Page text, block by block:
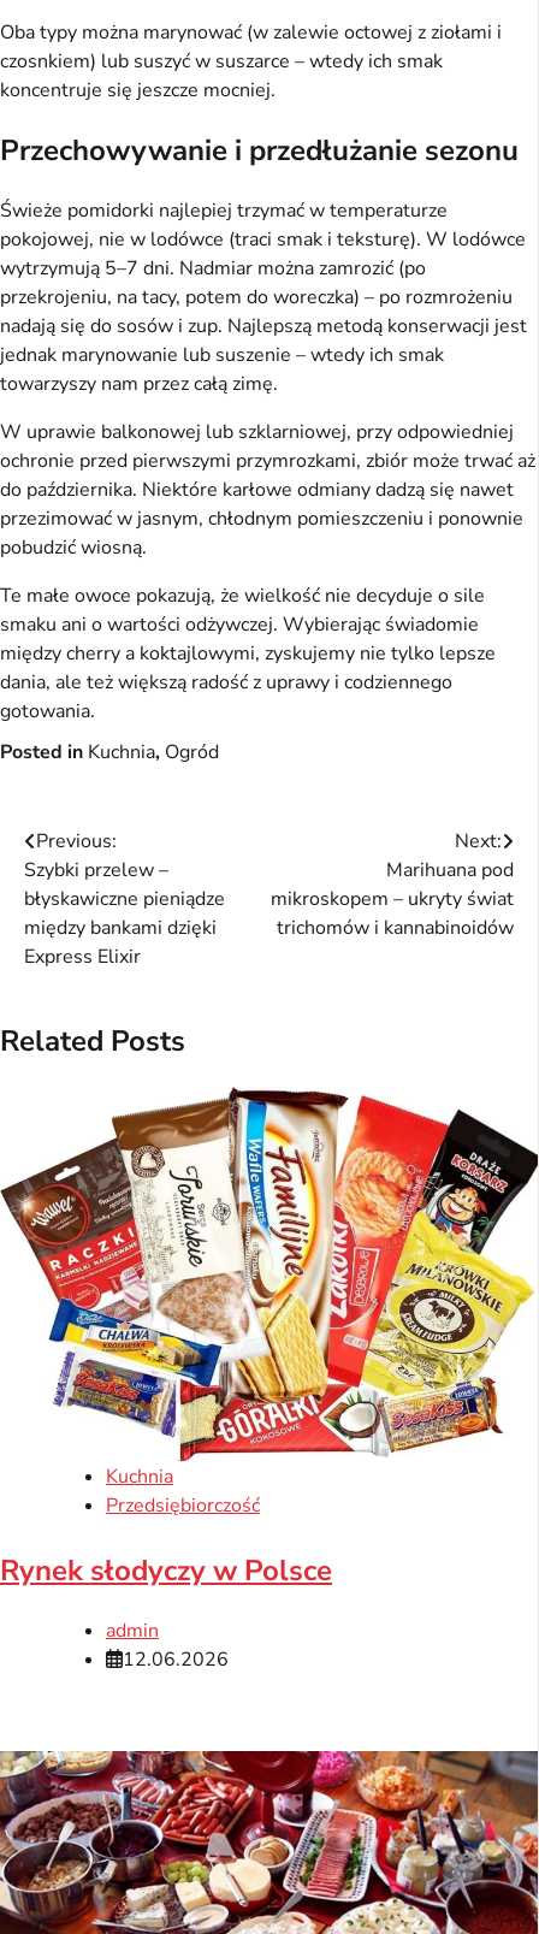
Oba typy można marynować (w zalewie octowej z ziołami i
czosnkiem) lub suszyć w suszarce – wtedy ich smak
koncentruje się jeszcze mocniej.
Przechowywanie i przedłużanie sezonu
Świeże pomidorki najlepiej trzymać w temperaturze
pokojowej, nie w lodówce (traci smak i teksturę). W lodówce
wytrzymują 5–7 dni. Nadmiar można zamrozić (po
przekrojeniu, na tacy, potem do woreczka) – po rozmrożeniu
nadają się do sosów i zup. Najlepszą metodą konserwacji jest
jednak marynowanie lub suszenie – wtedy ich smak
towarzyszy nam przez całą zimę.
W uprawie balkonowej lub szklarniowej, przy odpowiedniej
ochronie przed pierwszymi przymrozkami, zbiór może trwać aż
do października. Niektóre karłowe odmiany dadzą się nawet
przezimować w jasnym, chłodnym pomieszczeniu i ponownie
pobudzić wiosną.
Te małe owoce pokazują, że wielkość nie decyduje o sile
smaku ani o wartości odżywczej. Wybierając świadomie
między cherry a koktajlowymi, zyskujemy nie tylko lepsze
dania, ale też większą radość z uprawy i codziennego
gotowania.
Posted in Kuchnia, Ogród
Nawigacja
wpisu
Previous:
Szybki przelew –
błyskawiczne pieniądze
między bankami dzięki
Express Elixir
Next:
Marihuana pod
mikroskopem – ukryty świat
trichomów i kannabinoidów
Related Posts
Kuchnia
Przedsiębiorczość
Rynek słodyczy w Polsce
admin
12.06.2026